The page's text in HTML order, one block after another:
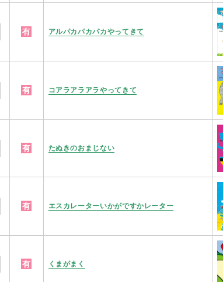
有 アルパカパカパカやってきて
有 コアラアラアラやってきて
有 たぬきのおまじない
有 エスカレーターいかがですかレーター
有 くまがまく